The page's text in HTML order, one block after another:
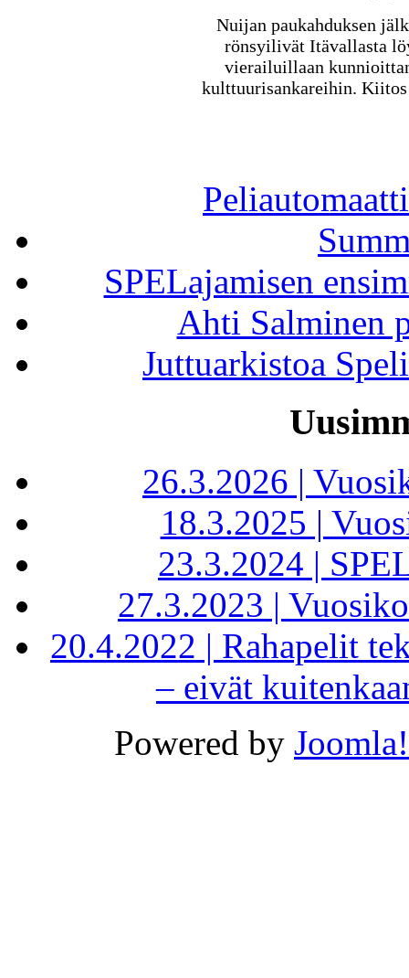
Nuijan paukahduksen
rönsyilivät Itävallasta
vierailuillaan
kulttuurisankareihin.
SPELajamisen
Ahti Salminen
Juttuarkistoa
26.3.2026 |
18.3.2025 |
23.3.2024 |
27.3.2023 |
20.4.2022 | Rahapelit
– eivät
Powered by Joomla!